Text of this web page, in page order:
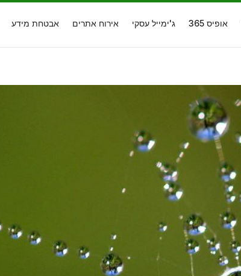
אופיס 365 ג'ימייל עסקי אירוח אתרים אבטחת מידע